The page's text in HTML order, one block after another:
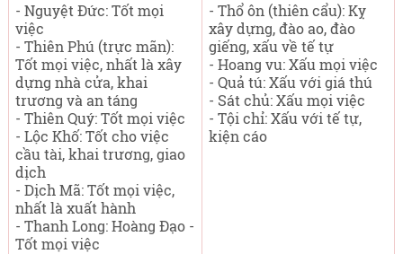
- Nguyệt Đức: Tốt mọi
việc
- Thiên Phú (trực mãn):
Tốt mọi việc, nhất là xây
dựng nhà cửa, khai
trương và an táng
- Thiên Quý: Tốt mọi việc
- Lộc Khố: Tốt cho việc
cầu tài, khai trương, giao
dịch
- Dịch Mã: Tốt mọi việc,
nhất là xuất hành
- Thanh Long: Hoàng Đạo -
Tốt mọi việc
- Thổ ôn (thiên cẩu): Kỵ
xây dựng, đào ao, đào
giếng, xấu về tế tự
- Hoang vu: Xấu mọi việc
- Quả tú: Xấu với giá thú
- Sát chủ: Xấu mọi việc
- Tội chỉ: Xấu với tế tự,
kiện cáo